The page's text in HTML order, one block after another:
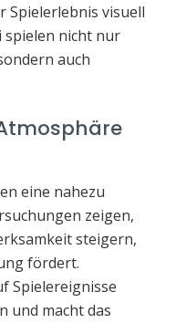
Spielerlebnis visuell
spielen nicht nur
auch
eine nahezu
zeigen,
steigern,
fördert.
Spielereignisse
und macht das